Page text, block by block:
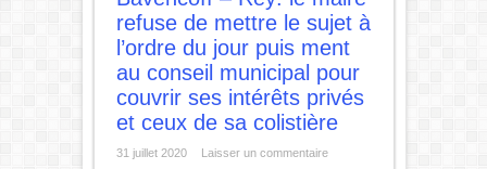
refuse de mettre le sujet à
l’ordre du jour puis ment
au conseil municipal pour
couvrir ses intérêts privés
et ceux de sa colistière
31 juillet 2020 Laisser un commentaire